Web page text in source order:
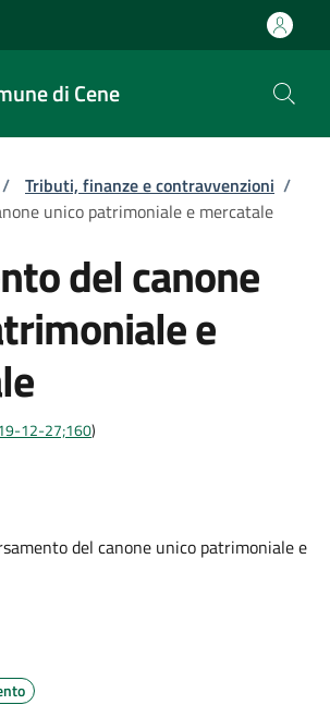
di Cene
pane
/ Tributi, finanze e contravvenzioni /
unico patrimoniale e mercatale
del canone
e
12-27;160)
del canone unico patrimoniale e